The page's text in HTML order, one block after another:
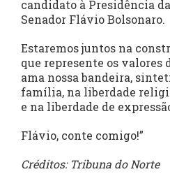
candidato à Presidência
Senador Flávio Bolsonaro.
Estaremos juntos na
que represente os valores
ama nossa bandeira,
família, na liberdade
e na liberdade de
Flávio, conte comigo!”
Créditos: Tribuna do Norte